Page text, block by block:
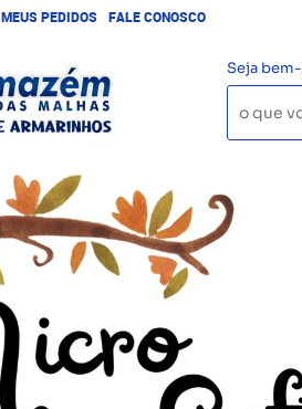
MEUS PEDIDOS FALE CONOSCO
Seja